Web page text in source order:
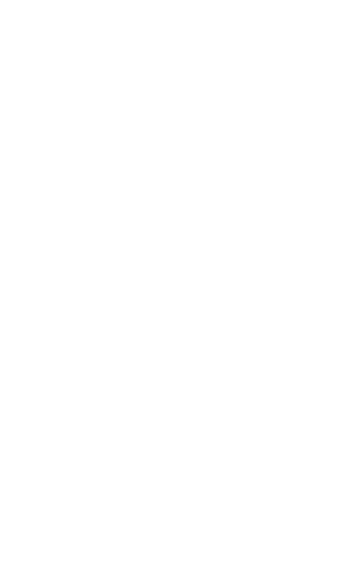
売店・
いしま
録され
利用者
承くだ
されて
せん。
応品が
、
数を意
とい
製造装
ます。
きをい
御